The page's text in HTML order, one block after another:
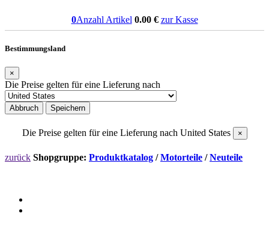
0Anzahl Artikel 0.00€ zur Kasse
Bestimmungsland
×
Die Preise gelten für eine Lieferung nach
Abbruch Speichern
Die Preise gelten für eine Lieferung nach United States ×
zurück Shopgruppe: Produktkatalog /Motorteile /Neuteile